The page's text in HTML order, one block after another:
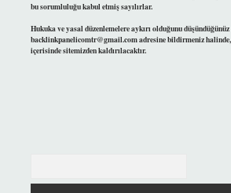
bu sorumluluğu kabul etmiş sayılırlar.
Hukuka ve yasal düzenlemelere aykırı olduğunu
backlinkpanelicomtr@gmail.comadresine bildirmeniz
içerisinde sitemizden kaldırılacaktır.